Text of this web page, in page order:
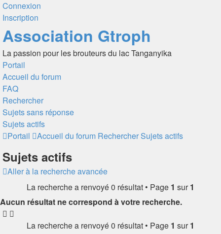
Connexion
Inscription
Association Gtroph
La passion pour les brouteurs du lac Tanganyika
Portail
Accueil du forum
FAQ
Rechercher
Sujets sans réponse
Sujets actifs
Portail
Accueil du forum Rechercher Sujets actifs
Sujets actifs
Aller à la recherche avancée
La recherche a renvoyé 0 résultat • Page 1 sur1
Aucun résultat ne correspond à votre recherche.
La recherche a renvoyé 0 résultat • Page 1 sur1